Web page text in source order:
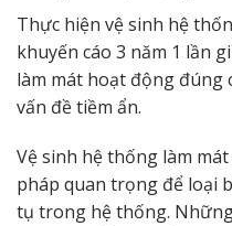
Thực hiện vệ sinh hệ
khuyến cáo 3 năm 1 lần
làm mát hoạt động đúng
vấn đề tiềm ẩn.
Vệ sinh hệ thống làm
pháp quan trọng để loại
tụ trong hệ thống.